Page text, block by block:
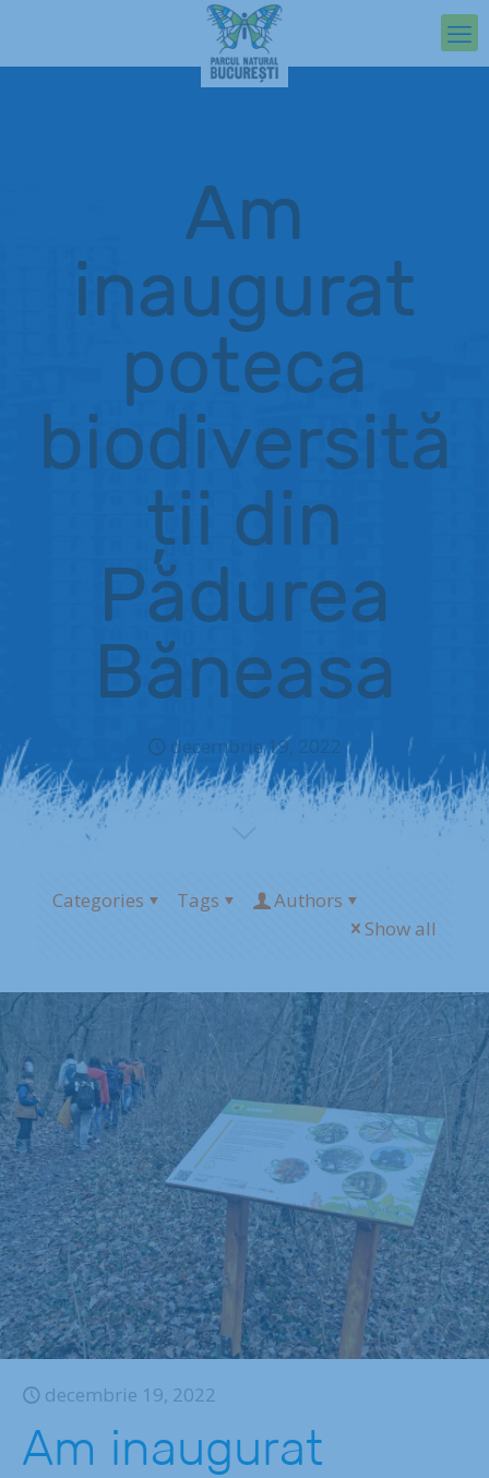
Am
inaugurat
poteca
biodiversită
ții din
Pădurea
Băneasa
decembrie 19, 2022
Categories Tags
Authors
Show all
decembrie 19, 2022
Am inaugurat